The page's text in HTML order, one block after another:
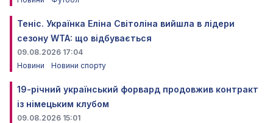
Теніс. Українка Еліна Світоліна вийшла в лідери
сезону WTA: що відбувається
09.08.2026 17:04
Новини
Новини спорту
19-річний український форвард продовжив контракт
із німецьким клубом
09.08.2026 15:01